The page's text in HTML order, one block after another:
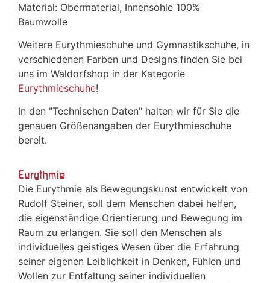
Material: Obermaterial, Innensohle 100%
Baumwolle
Weitere Eurythmieschuhe und Gymnastikschuhe, in
verschiedenen Farben und Designs finden Sie bei
uns im Waldorfshop in der Kategorie
Eurythmieschuhe!
In den "Technischen Daten" halten wir für Sie die
genauen Größenangaben der Eurythmieschuhe
bereit.
Eurythmie
Die Eurythmie als Bewegungskunst entwickelt von
Rudolf Steiner, soll dem Menschen dabei helfen,
die eigenständige Orientierung und Bewegung im
Raum zu erlangen. Sie soll den Menschen als
individuelles geistiges Wesen über die Erfahrung
seiner eigenen Leiblichkeit in Denken, Fühlen und
Wollen zur Entfaltung seiner individuellen